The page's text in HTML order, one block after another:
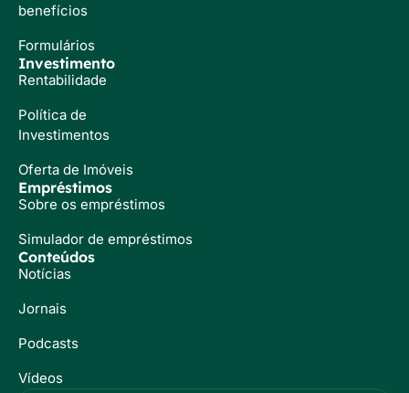
benefícios
Formulários
Investimento
Rentabilidade
Política de
Investimentos
Oferta de Imóveis
Empréstimos
Sobre os empréstimos
Simulador de empréstimos
Conteúdos
Notícias
Jornais
Podcasts
Vídeos